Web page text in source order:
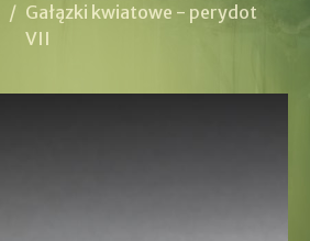
/ Gałązki kwiatowe - perydot
VII